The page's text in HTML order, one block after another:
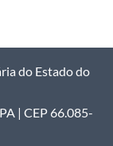
do Estado do
| CEP 66.085-